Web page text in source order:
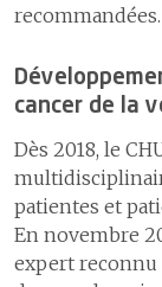
recommandées.
cancer de la
Dès 2018, le
patientes et
En novembre
expert